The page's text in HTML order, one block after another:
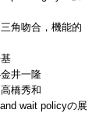
角吻合，機能的
井一隆
橋秀和
wait policyの展